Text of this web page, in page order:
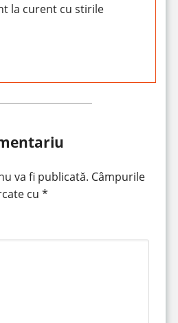
la curent cu stirile
va fi publicată. Câmpurile
cu *